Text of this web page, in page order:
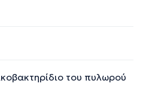
του πυλωρού